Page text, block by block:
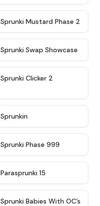
★ 4.4
Sprunki Mustard Phase 2
★ 4.6
Sprunki Swap Showcase
Sprunki Clicker 2
Sprunkin
Sprunki Phase 999
Parasprunki 15
★ 4.8
Sprunki Babies With OC’s